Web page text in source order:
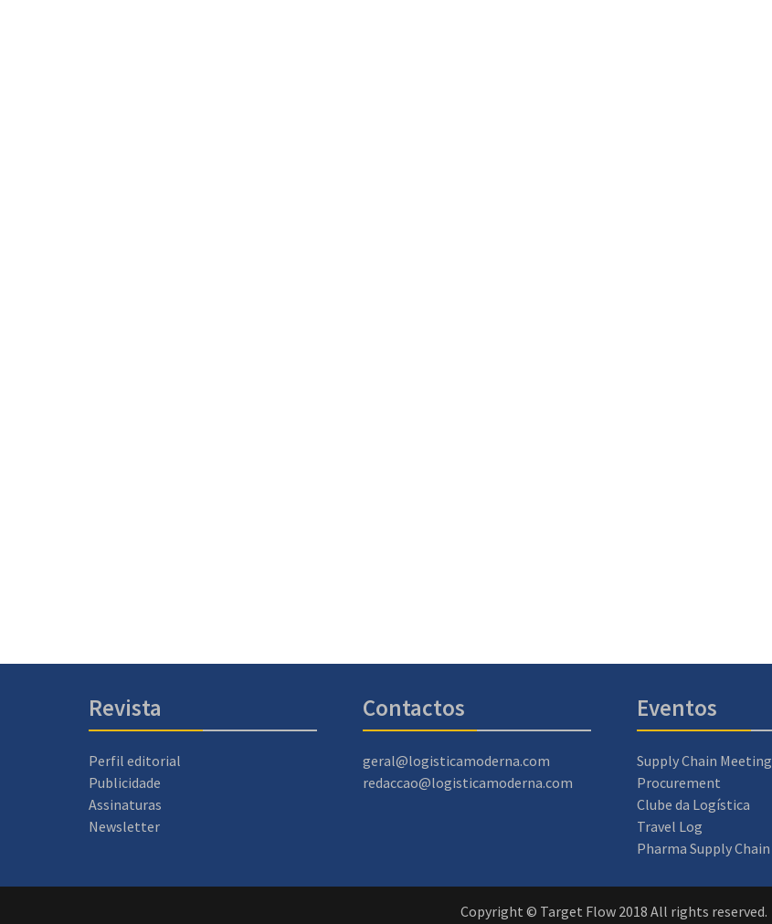
Revista
Perfil editorial
Publicidade
Assinaturas
Newsletter
Contactos
geral@logisticamoderna.com
redaccao@logisticamoderna.com
Eventos
Supply Chain Meeting
Procurement
Clube da Logística
Travel Log
Pharma Supply Chain
Copyright © Target Flow 2018 All rights reserved.